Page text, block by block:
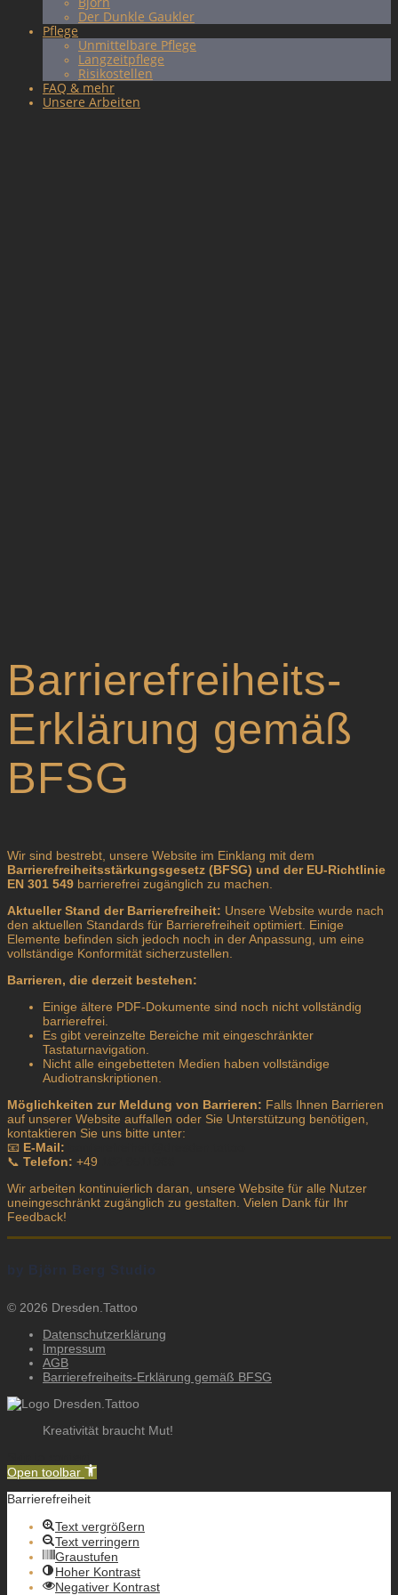
Der Dunkle Gaukler
Pflege
Unmittelbare Pflege
Langzeitpflege
Risikostellen
FAQ & mehr
Unsere Arbeiten
Barrierefreiheits-
Erklärung gemäß
BFSG
Wir sind bestrebt, unsere Website im Einklang mit dem
Barrierefreiheitsstärkungsgesetz (BFSG) und der EU-Richtlinie
EN 301 549 barrierefrei zugänglich zu machen.
Aktueller Stand der Barrierefreiheit: Unsere Website wurde nach
den aktuellen Standards für Barrierefreiheit optimiert. Einige
Elemente befinden sich jedoch noch in der Anpassung, um eine
vollständige Konformität sicherzustellen.
Barrieren, die derzeit bestehen:
Einige ältere PDF-Dokumente sind noch nicht vollständig
barrierefrei.
Es gibt vereinzelte Bereiche mit eingeschränkter
Tastaturnavigation.
Nicht alle eingebetteten Medien haben vollständige
Audiotranskriptionen.
Möglichkeiten zur Meldung von Barrieren: Falls Ihnen Barrieren
auf unserer Website auffallen oder Sie Unterstützung benötigen,
kontaktieren Sie uns bitte unter:
📧 E-Mail:
📞 Telefon: +49
Wir arbeiten kontinuierlich daran, unsere Website für alle Nutzer
uneingeschränkt zugänglich zu gestalten. Vielen Dank für Ihr
Feedback!
by Björn Berg Studio
© 2026 Dresden.Tattoo
Datenschutzerklärung
Impressum
AGB
Barrierefreiheits-Erklärung gemäß BFSG
Kreativität braucht Mut!
Open toolbar
Barrierefreiheit
Text vergrößern
Text verringern
Graustufen
Hoher Kontrast
Negativer Kontrast